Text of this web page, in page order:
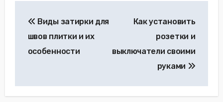
по
записям
Виды затирки для
швов плитки и их
особенности
Как установить
розетки и
выключатели своими
руками